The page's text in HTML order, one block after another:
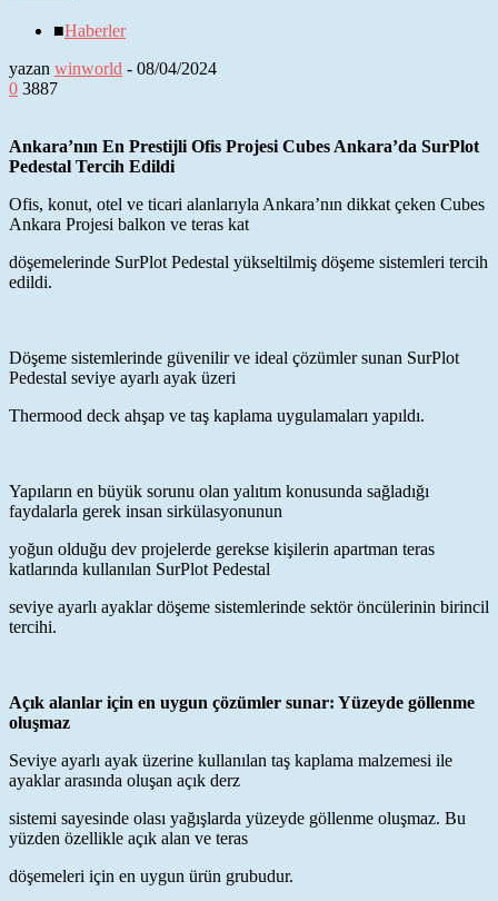
■Haberler
yazan winworld - 08/04/2024
0 3887
Ankara’nın En Prestijli Ofis Projesi Cubes Ankara’da SurPlot
Pedestal Tercih Edildi
Ofis, konut, otel ve ticari alanlarıyla Ankara’nın dikkat çeken Cubes
Ankara Projesi balkon ve teras kat
döşemelerinde SurPlot Pedestal yükseltilmiş döşeme sistemleri tercih
edildi.
Döşeme sistemlerinde güvenilir ve ideal çözümler sunan SurPlot
Pedestal seviye ayarlı ayak üzeri
Thermood deck ahşap ve taş kaplama uygulamaları yapıldı.
Yapıların en büyük sorunu olan yalıtım konusunda sağladığı
faydalarla gerek insan sirkülasyonunun
yoğun olduğu dev projelerde gerekse kişilerin apartman teras
katlarında kullanılan SurPlot Pedestal
seviye ayarlı ayaklar döşeme sistemlerinde sektör öncülerinin birincil
tercihi.
Açık alanlar için en uygun çözümler sunar: Yüzeyde göllenme
oluşmaz
Seviye ayarlı ayak üzerine kullanılan taş kaplama malzemesi ile
ayaklar arasında oluşan açık derz
sistemi sayesinde olası yağışlarda yüzeyde göllenme oluşmaz. Bu
yüzden özellikle açık alan ve teras
döşemeleri için en uygun ürün grubudur.